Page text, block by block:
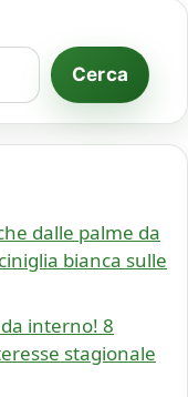
Cerca
dalle palme da
bianca sulle
interno! 8
stagionale